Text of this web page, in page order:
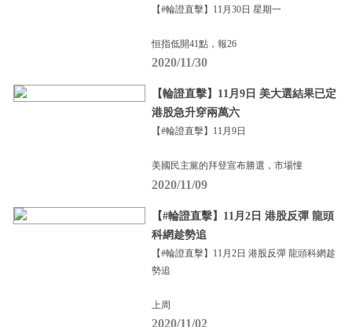
【#輪證直擊】11月30日 星期一
恒指低開41點，報26
2020/11/30
【輪證直擊】11月9日 美大選結果已定
港股急升穿兩萬六
【#輪證直擊】11月9日
美國民主黨的拜登宣布勝選，市場憧
2020/11/09
【#輪證直擊】11月2日 港股反彈 龍頭
科網趁勢追
【#輪證直擊】11月2日 港股反彈 龍頭科網趁
勢追
上周
2020/11/02